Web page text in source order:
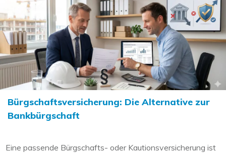
Bürgschaftsversicherung: Die Alternative zur
Bankbürgschaft
Eine passende Bürgschafts- oder Kautionsversicherung ist